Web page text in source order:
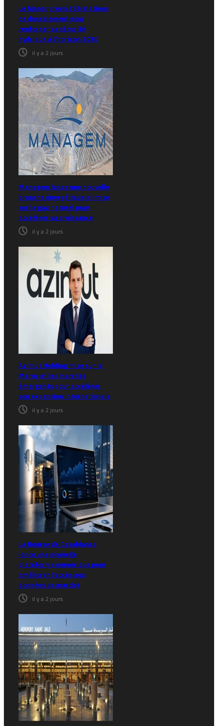
Le Maroc prévoit 36 stations
de dessalement pour
renforcer sa sécurité
hydrique à l’horizon 2030
il y a 2 jours
Managem lance une nouvelle
branche énergétique et mise
sur le gaz naturel pour
accélérer sa croissance
il y a 2 jours
Azimut Holding mise sur le
Maroc et les marchés
émergents pour accélérer
son expansion internationale
il y a 2 jours
La Bourse de Casablanca
lance une nouvelle
plateforme numérique pour
améliorer l’accès aux
données de marché
il y a 2 jours